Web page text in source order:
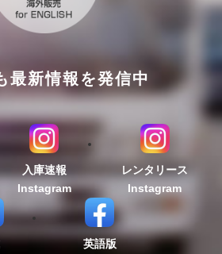
最新情報を発信中
入庫速報
Instagram
レンタリース
Instagram
英語版